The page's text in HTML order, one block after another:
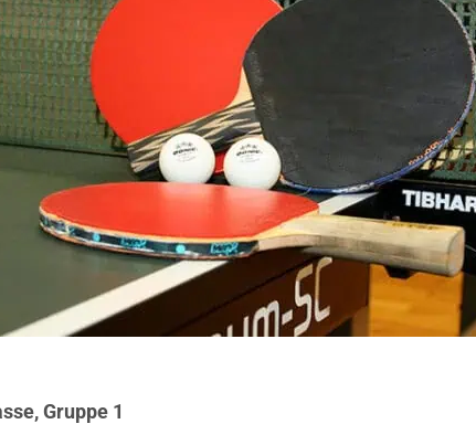
Gruppe 1